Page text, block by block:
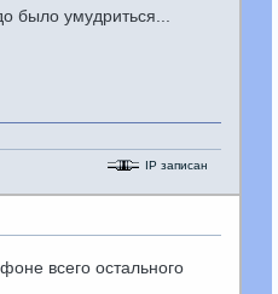
было умудриться...
IP записан
всего остального